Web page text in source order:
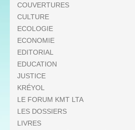
COUVERTURES
CULTURE
ECOLOGIE
ECONOMIE
EDITORIAL
EDUCATION
JUSTICE
KRÉYOL
LE FORUM KMT LTA
LES DOSSIERS
LIVRES